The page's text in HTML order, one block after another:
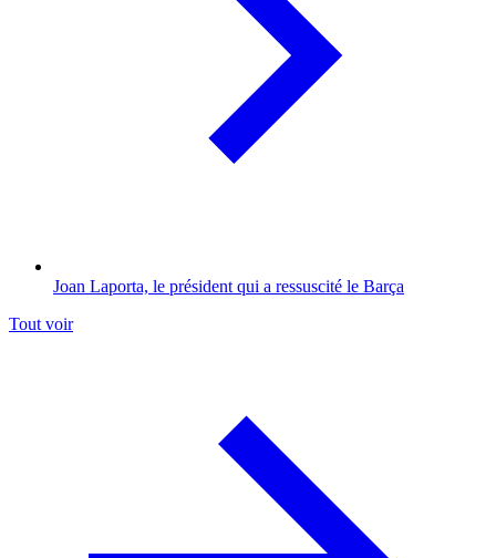
Joan Laporta, le président qui a ressuscité le Barça
Tout voir